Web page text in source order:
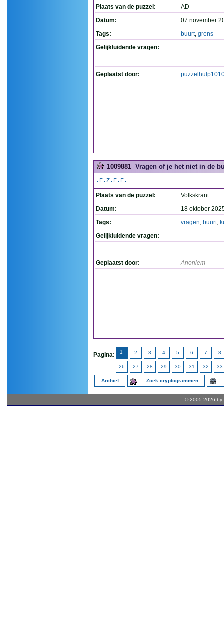
Plaats van de puzzel:
AD
Datum:
07 november
Tags:
buurt, grens
Gelijkluidende vragen:
Geplaatst door:
1009881 Vragen of je het niet in de
.E.Z.E.E.
Plaats van de puzzel:
Volkskrant
Datum:
18 oktober
Tags:
vragen, buurt,
Gelijkluidende vragen:
Geplaatst door: Anoniem
Pagina: 1 2 3 4 5 6 7 8
26 27 28 29 30 31 32 33
Archief Zoek cryptogrammen
© 2005-2026 by